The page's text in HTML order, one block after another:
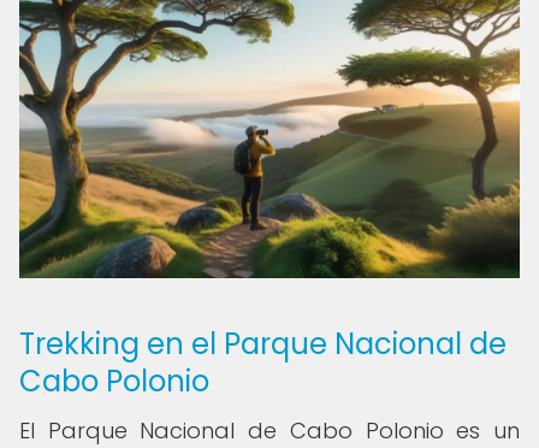
Trekking en el Parque Nacional de
Cabo Polonio
El Parque Nacional de Cabo Polonio es un